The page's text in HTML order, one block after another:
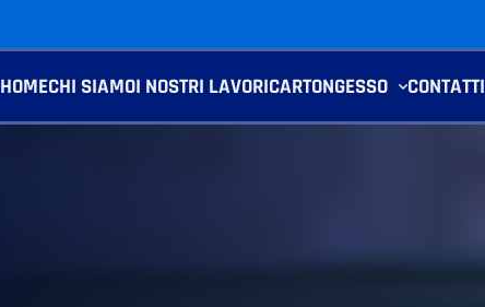
HOMECHI SIAMOI NOSTRI LAVORICARTONGESSO CONTATTI